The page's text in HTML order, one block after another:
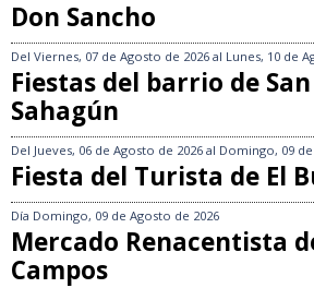
Don Sancho
Del Viernes, 07 de Agosto de 2026 al Lunes, 10 de
Fiestas del barrio de
Sahagún
Del Jueves, 06 de Agosto de 2026 al Domingo, 09
Fiesta del Turista de El
Día Domingo, 09 de Agosto de 2026
Mercado Renacentista
Campos